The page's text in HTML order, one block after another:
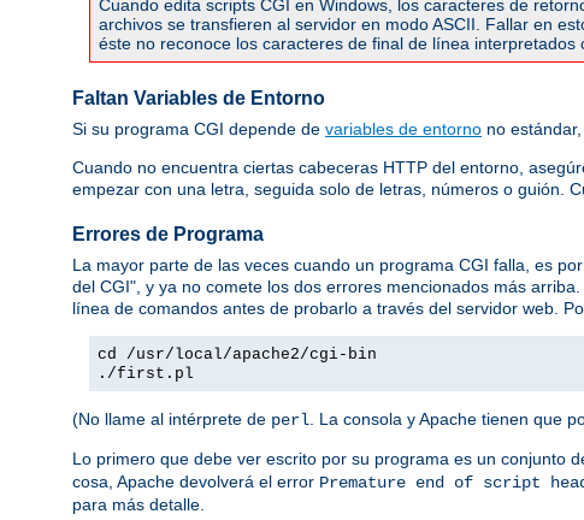
Cuando edita scripts CGI en Windows, los caracteres de
archivos se transfieren al servidor en modo ASCII. Fallar en
éste no reconoce los caracteres de final de línea
Faltan Variables de Entorno
Si su programa CGI depende de variables de entorno no
Cuando no encuentra ciertas cabeceras HTTP del entorno,
empezar con una letra, seguida solo de letras, números o guión.
Errores de Programa
La mayor parte de las veces cuando un programa CGI falla, es
del CGI", y ya no comete los dos errores mencionados más
línea de comandos antes de probarlo a través del servidor web.
cd /usr/local/apache2/cgi-bin
./first.pl
(No llame al intérprete de perl . La consola y Apache tienen que
Lo primero que debe ver escrito por su programa es un conjunto
cosa, Apache devolverá el error Premature end of script
para más detalle.